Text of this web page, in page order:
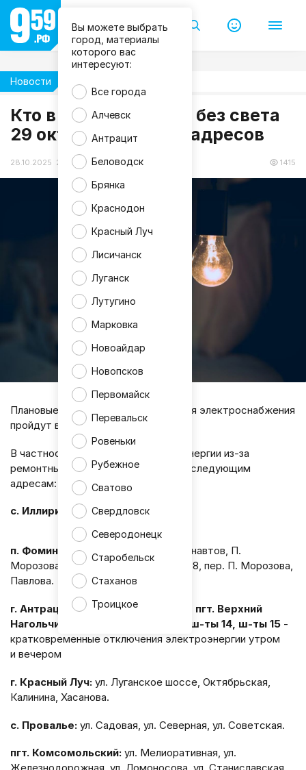
Вы можете выбрать
город, материалы
которого вас
интересуют:
Все города
Алчевск
Антрацит
Беловодск
Брянка
Краснодон
Красный Луч
Лисичанск
Луганск
Лутугино
Марковка
Новоайдар
Новопсков
Первомайск
Перевальск
Ровеньки
Рубежное
Сватово
Свердловск
Северодонецк
Старобельск
Стаханов
Троицкое
Новости
Кто в ЛНР останется без света
29 октября? Список адресов
28.10.2025 20:00 1415
Плановые и внеплановые ограничения электроснабжения
пройдут в ЛНР в среду, 29 октября.
В частности, отключение электроэнергии из-за
ремонтных работ запланировано по следующим
адресам:
с. Иллирия, п. Шимшиновка
п. Фоминовка: ул. Смирнова, Космонавтов, П.
Морозова, Павлова, Франко, Репина 8, пер. П. Морозова,
Павлова.
г. Антрацит, пгт. Боково-Платово, пгт. Верхний
Нагольчик, пгт. Крепенский, пос. ш-ты 14, ш-ты 15 -
кратковременные отключения электроэнергии утром
и вечером
г. Красный Луч: ул. Луганское шоссе, Октябрьская,
Калинина, Хасанова.
с. Провалье: ул. Садовая, ул. Северная, ул. Советская.
пгт. Комсомольский: ул. Мелиоративная, ул.